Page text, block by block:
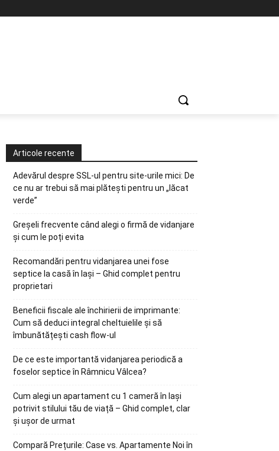
Articole recente
Adevărul despre SSL-ul pentru site-urile mici: De
ce nu ar trebui să mai plătești pentru un „lăcat
verde”
Greșeli frecvente când alegi o firmă de vidanjare
și cum le poți evita
Recomandări pentru vidanjarea unei fose
septice la casă în Iași – Ghid complet pentru
proprietari
Beneficii fiscale ale închirierii de imprimante:
Cum să deduci integral cheltuielile și să
îmbunătățești cash flow-ul
De ce este importantă vidanjarea periodică a
foselor septice în Râmnicu Vâlcea?
Cum alegi un apartament cu 1 cameră în Iași
potrivit stilului tău de viață – Ghid complet, clar
și ușor de urmat
Compară Prețurile: Case vs. Apartamente Noi în